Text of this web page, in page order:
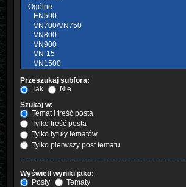
Przeszukaj subfora:
Tak
Nie
Szukaj w:
Temat i treść posta
Tylko treść posta
Tylko tytuły tematów
Tylko pierwszy post tematu
Wyświetl wyniki jako:
Posty
Tematy